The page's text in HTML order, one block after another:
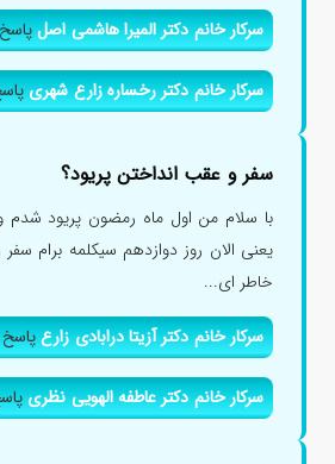
سرکار خانم دکتر المیرا هاشمی اصل
سرکار خانم دکتر رخساره زارع شهری
سفر و عقب انداختن پریود؟
یعنی الان روز دوازدهم سیکلمه برام
خاطر ای...
سرکار خانم دکتر آزیتا درابادی زارعپاسخ
سرکار خانم دکتر عاطفه الهویی نظری